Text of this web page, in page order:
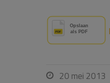
 20 mei 2013